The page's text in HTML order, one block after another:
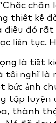
thiết kế
điều đó
liên tục.
là tiết
tôi nghĩ là
bức ảnh
tập luyện
thành